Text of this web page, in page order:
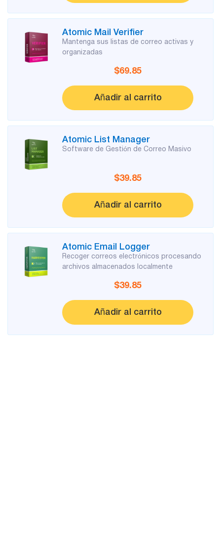
Atomic
Email
Studio
Software 6 en 1 de Email Marketing
Pruebe gratis
Atomic Mail Verifier
Mantenga sus listas de correo activas y
organizadas
$69.85
Añadir al carrito
Atomic List Manager
Software de Gestión de Correo Masivo
$39.85
Añadir al carrito
Atomic Email Logger
Recoger correos electrónicos procesando
archivos almacenados localmente
$39.85
Añadir al carrito